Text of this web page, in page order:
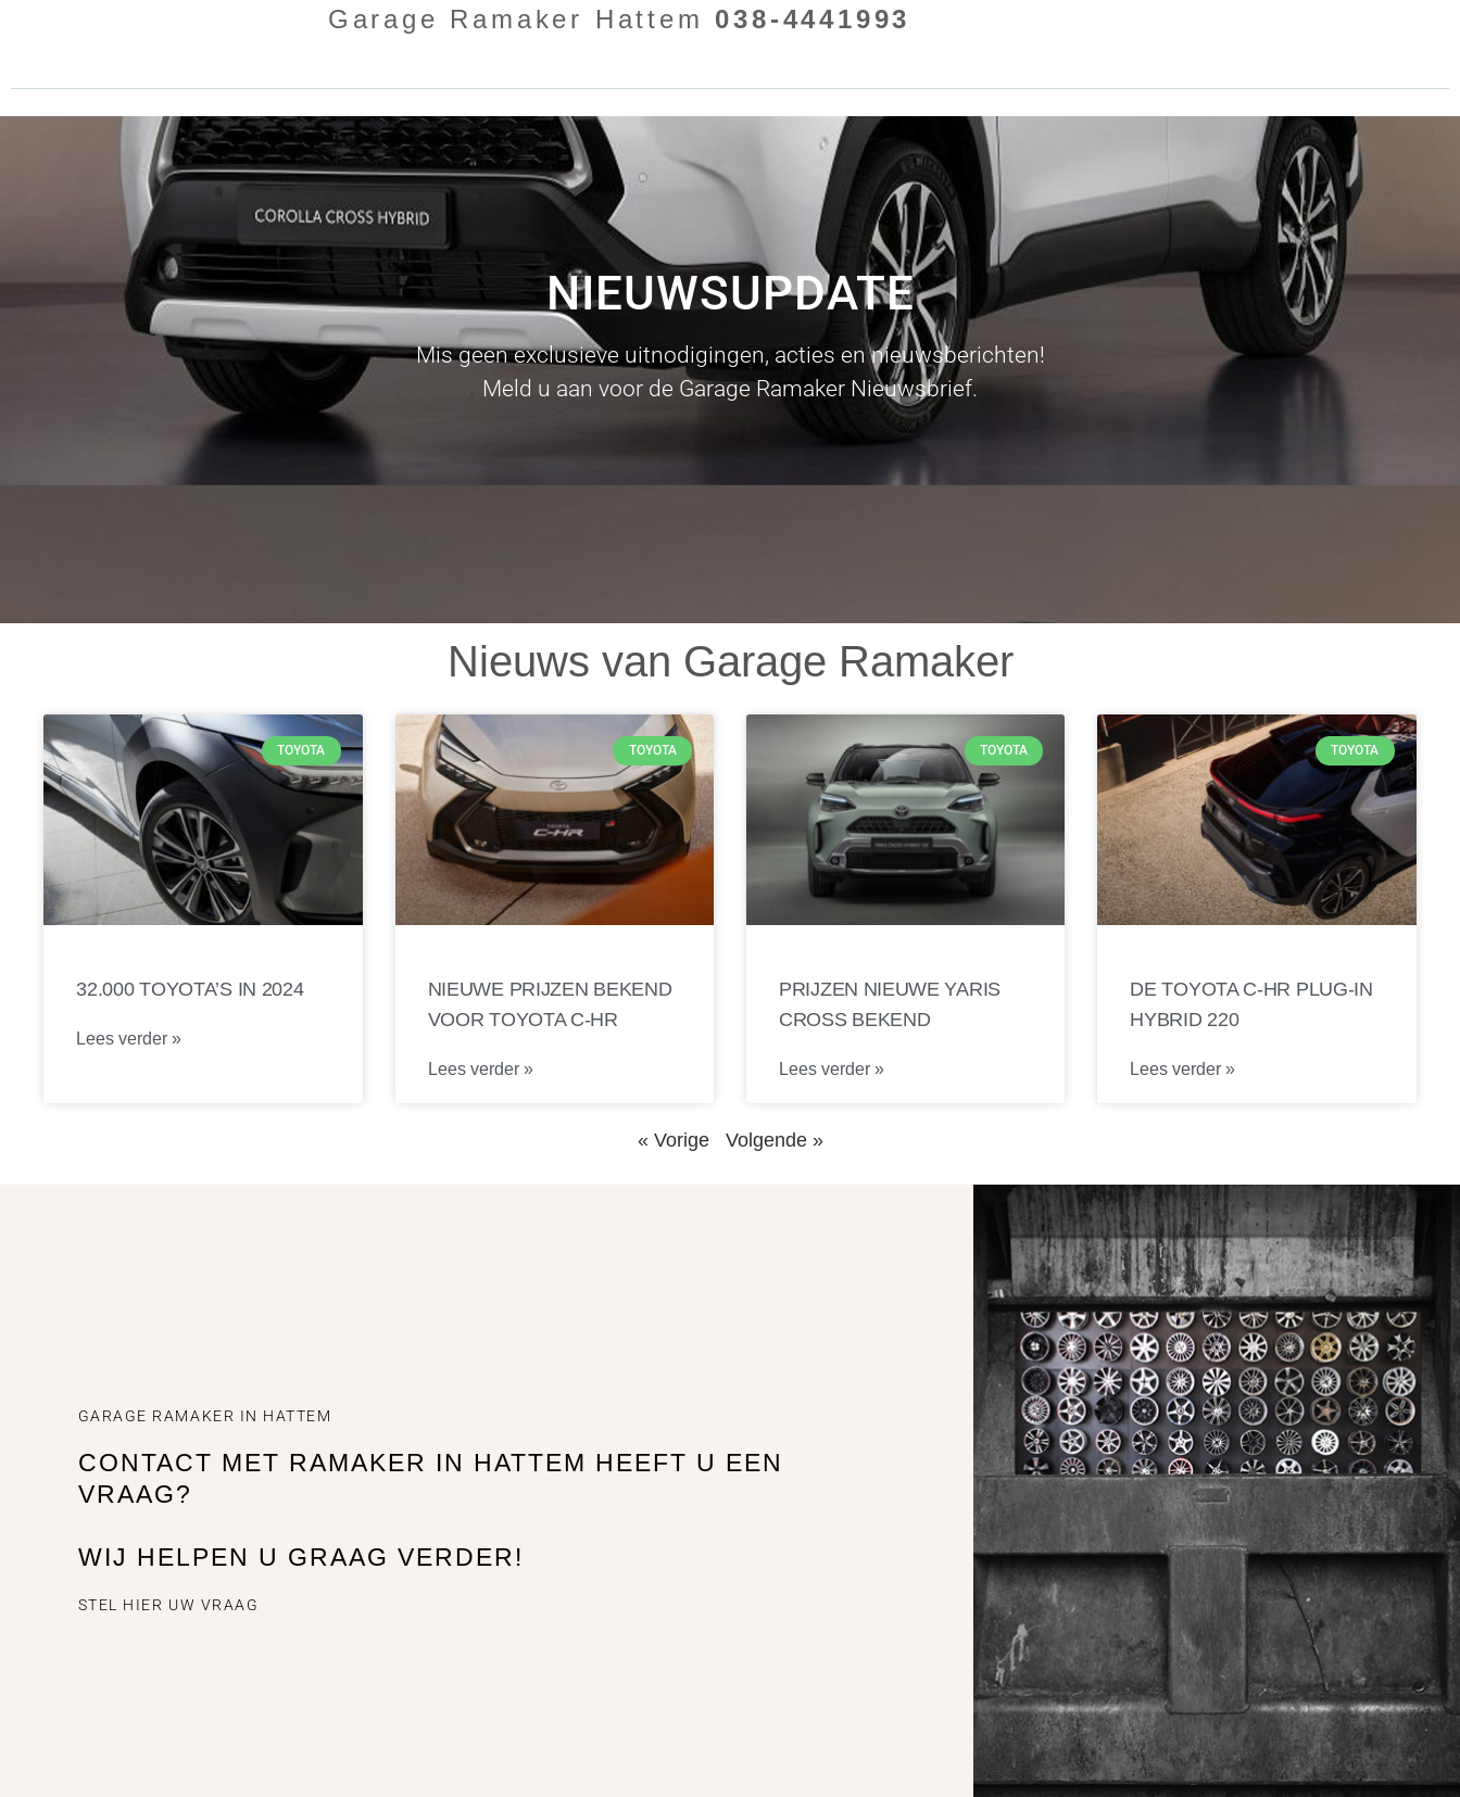
Garage Ramaker Hattem 038-4441993
NIEUWSUPDATE
Mis geen exclusieve uitnodigingen, acties en nieuwsberichten!
Meld u aan voor de Garage Ramaker Nieuwsbrief.
Nieuws van Garage Ramaker
TOYOTA
32.000 TOYOTA’S IN 2024
Lees verder »
TOYOTA
NIEUWE PRIJZEN BEKEND
VOOR TOYOTA C-HR
Lees verder »
TOYOTA
PRIJZEN NIEUWE YARIS
CROSS BEKEND
Lees verder »
TOYOTA
DE TOYOTA C-HR PLUG-IN
HYBRID 220
Lees verder »
« Vorige Volgende »
GARAGE RAMAKER IN HATTEM
CONTACT MET RAMAKER IN HATTEM HEEFT U EEN
VRAAG?
WIJ HELPEN U GRAAG VERDER!
STEL HIER UW VRAAG